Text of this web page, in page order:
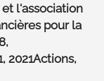
l'association
pour la
2021Actions,